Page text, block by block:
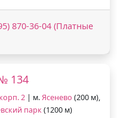
870-36-04 (Платные
134
2 | м.Ясенево (200 м),
парк(1200 м)